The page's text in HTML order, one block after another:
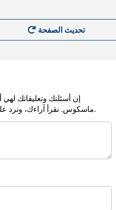
إن أسئلتك وتعليقاتك
ماسكوس. نقرأ آراءك، ونرد عليها، بناء على طلبكم في أسرع وقت ممكن.